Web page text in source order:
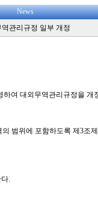
News
관리규정 일부 개정
하여 대외무역관리규정을 개
범위에 포함하도록 제3조
.